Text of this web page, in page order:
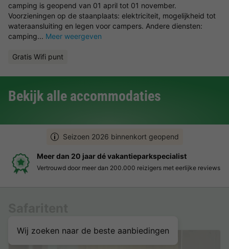
camping is geopend van 01 april tot 01 november.
Voorzieningen op de staanplaats: elektriciteit, mogelijkheid tot
wateraansluiting en legen voor campers. Andere diensten:
camping... Meer weergeven
Gratis Wifi punt
Bekijk alle accommodaties
Seizoen 2026 binnenkort geopend
Meer dan 20 jaar dé vakantieparkspecialist
Vertrouwd door meer dan 200.000 reizigers met eerlijke reviews
Wij zoeken naar de beste aanbiedingen